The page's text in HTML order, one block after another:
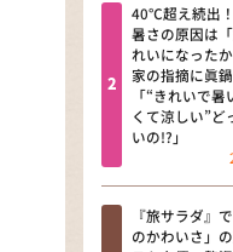
news
河合
「なん
かえ
にす
本日は
40℃超え続出
暑さの原因は
れいになった
家の指摘に眞
「“きれいで暑
くて涼しい”ど
いの!?」
『旅サラダ』
のかわいさ」